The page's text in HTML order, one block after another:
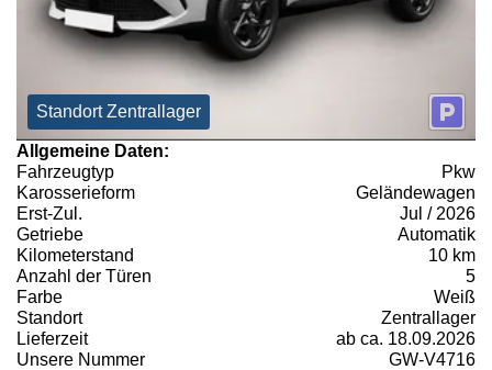
Standort Zentrallager
Allgemeine Daten:
Fahrzeugtyp
Pkw
Karosserieform
Geländewagen
Erst-Zul.
Jul / 2026
Getriebe
Automatik
Kilometerstand
10 km
Anzahl der Türen
5
Farbe
Weiß
Standort
Zentrallager
Lieferzeit
ab ca. 18.09.2026
Unsere Nummer
GW-V4716